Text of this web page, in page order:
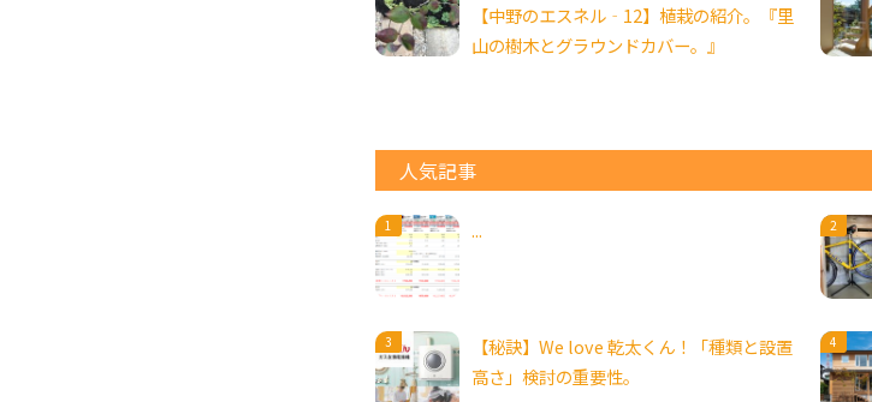
【中野のエスネル‐12】植栽の紹介。『里
山の樹木とグラウンドカバー。』
人気記事
...
【秘訣】We love 乾太くん！「種類と設置
高さ」検討の重要性。